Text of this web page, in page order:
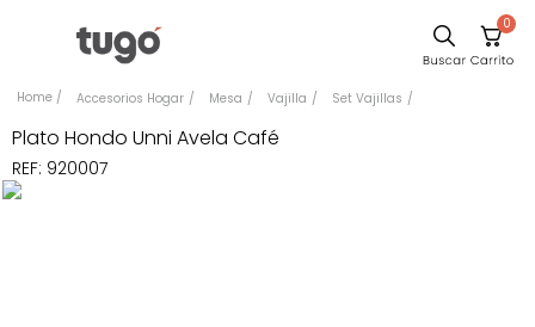
0
Accesorios Hogar Mesa Vajilla Set Vajillas
Plato Hondo Unni Avela Café
REF: 920007
Comedor
Silla